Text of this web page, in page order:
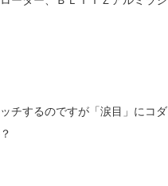
チするのですが「涙目」にコダ